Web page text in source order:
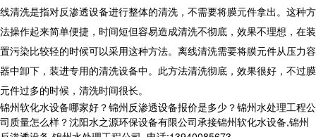
线清洗是指对反渗透设备进行整体的清洗，不需要将膜元件拿出。这种方
法操作起来简单便捷，时间短但容易造成清洗不彻底，效果不理想，在装
置污染比较轻的时候可以采用这种方法。离线清洗需要将膜元件从压力容
器中卸下，装进专用的清洗设备中。此方法清洗彻底，效果很好，不过膜
元件过多的时候，清洗时间很长。
锦州软化水设备哪家好？锦州反渗透设备报价是多少？锦州水处理工程公
司质量怎么样？沈阳水之源环保设备有限公司承接锦州软化水设备,锦州